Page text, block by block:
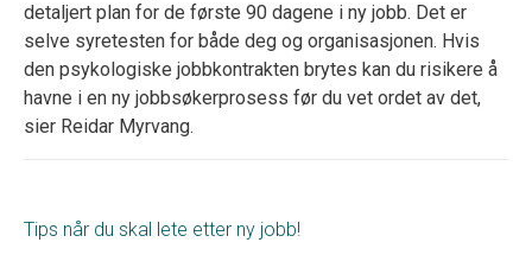
detaljert plan for de første 90 dagene i ny jobb. Det er
selve syretesten for både deg og organisasjonen. Hvis
den psykologiske jobbkontrakten brytes kan du risikere å
havne i en ny jobbsøkerprosess før du vet ordet av det,
sier Reidar Myrvang.
Tips når du skal lete etter ny jobb!